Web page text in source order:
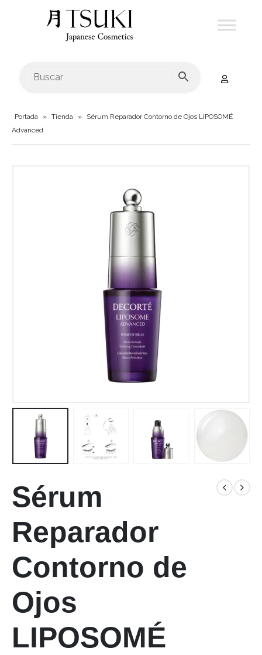
Portada » Tienda »
Sérum Reparador Contorno de Ojos LIPOSOMÉ
Advanced
Sérum
Reparador
Contorno de
Ojos
LIPOSOMÉ